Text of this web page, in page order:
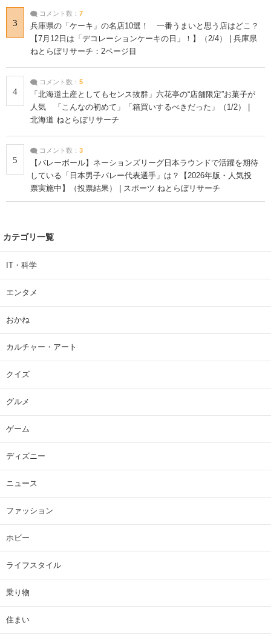
3
コメント数： 7
兵庫県の「ケーキ」の名店10選！ 一番うまいと思う店はどこ？
【7月12日は「デコレーションケーキの日」！】（2/4） | 兵庫県
ねとらぼリサーチ：2ページ目
4
コメント数： 5
「北海道土産としてもセンス抜群」六花亭の“店舗限定”お菓子が
人気 「こんなの初めて」「箱買いするべきだった」（1/2） |
北海道 ねとらぼリサーチ
5
コメント数： 3
【バレーボール】ネーションズリーグ日本ラウンドで活躍を期待
している「日本男子バレー代表選手」は？【2026年版・人気投
票実施中】（投票結果） | スポーツ ねとらぼリサーチ
カテゴリ一覧
IT・科学
エンタメ
おかね
カルチャー・アート
クイズ
グルメ
ゲーム
ディズニー
ニュース
ファッション
ホビー
ライフスタイル
乗り物
住まい